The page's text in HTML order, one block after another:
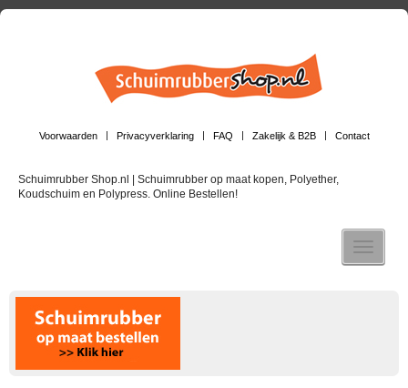
Voorwaarden Privacyverklaring FAQ Zakelijk & B2B Contact
Schuimrubber Shop.nl | Schuimrubber op maat kopen, Polyether,
Koudschuim en Polypress. Online Bestellen!
Toggle